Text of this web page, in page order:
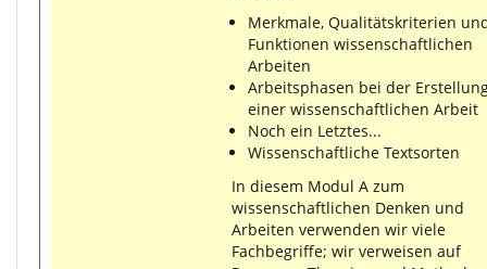
Merkmale, Qualitätskriterien
Funktionen wissenschaftlichen
Arbeiten
Arbeitsphasen bei der
einer wissenschaftlichen Arbeit
Noch ein Letztes...
Wissenschaftliche Textsorten
In diesem Modul A zum
wissenschaftlichen Denken und
Arbeiten verwenden wir viele
Fachbegriffe; wir verweisen auf